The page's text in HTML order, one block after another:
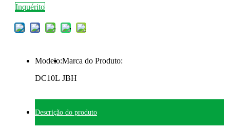
Inquérito
Modelo:
DC10L
Marca do Produto:
JBH
Descrição do produto